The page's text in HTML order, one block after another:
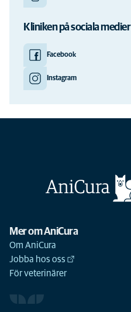
Kliniken på sociala medier
Facebook
Instagram
Mer om AniCura
Om AniCura
Jobba hos oss
För veterinärer